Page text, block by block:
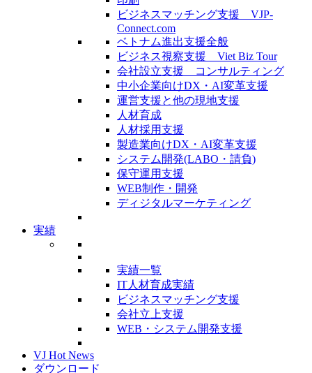
ビジネスマッチング支援 VJP-
Connect.com
ベトナム進出支援全般
ビジネス視察支援 Viet Biz Tour
会社設立支援 コンサルティング
中小企業向けDX・AI変革支援
運営支援と他の現地支援
人材育成
人材採用支援
製造業向けDX・AI変革支援
システム開発(LABO・請負)
保守運用支援
WEB制作・開発
ディジタルマーケティング
実績
実績一覧
IT人材育成実績
ビジネスマッチング支援
会社立上支援
WEB・システム開発支援
VJ Hot News
ダウンロード